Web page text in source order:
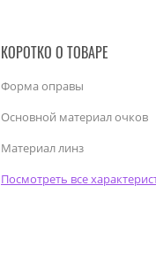
КОРОТКО О ТОВАРЕ
Форма оправы
Основной материал очков
Материал линз
Посмотреть все